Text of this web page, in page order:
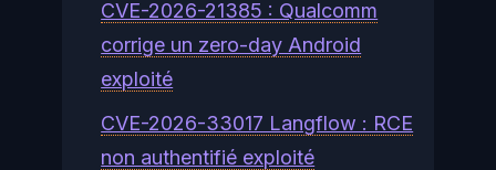
CVE-2026-21385 : Qualcomm
corrige un zero-day Android
exploité
CVE-2026-33017 Langflow : RCE
non authentifié exploité